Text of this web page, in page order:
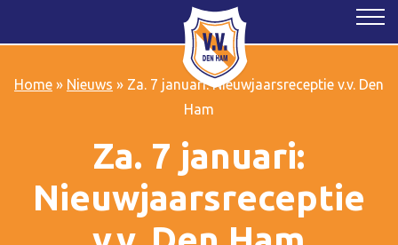
Home» Nieuws » Za. 7 januari: Nieuwjaarsreceptie v.v. Den
Ham
Za. 7 januari:
Nieuwjaarsreceptie